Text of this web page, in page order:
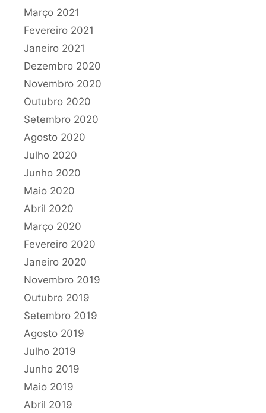
Março 2021
Fevereiro 2021
Janeiro 2021
Dezembro 2020
Novembro 2020
Outubro 2020
Setembro 2020
Agosto 2020
Julho 2020
Junho 2020
Maio 2020
Abril 2020
Março 2020
Fevereiro 2020
Janeiro 2020
Novembro 2019
Outubro 2019
Setembro 2019
Agosto 2019
Julho 2019
Junho 2019
Maio 2019
Abril 2019